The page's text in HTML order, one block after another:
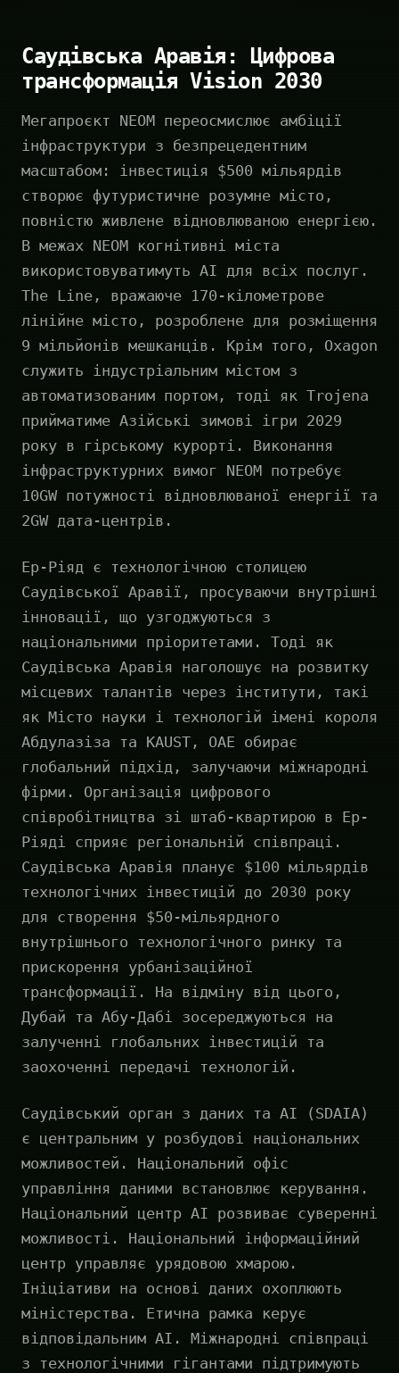
Саудівська Аравія: Цифрова
трансформація Vision 2030
Мегапроєкт NEOM переосмислює амбіції
інфраструктури з безпрецедентним
масштабом: інвестиція $500 мільярдів
створює футуристичне розумне місто,
повністю живлене відновлюваною енергією.
В межах NEOM когнітивні міста
використовуватимуть AI для всіх послуг.
The Line, вражаюче 170-кілометрове
лінійне місто, розроблене для розміщення
9 мільйонів мешканців. Крім того, Oxagon
служить індустріальним містом з
автоматизованим портом, тоді як Trojena
прийматиме Азійські зимові ігри 2029
року в гірському курорті. Виконання
інфраструктурних вимог NEOM потребує
10GW потужності відновлюваної енергії та
2GW дата-центрів.
Ер-Ріяд є технологічною столицею
Саудівської Аравії, просуваючи внутрішні
інновації, що узгоджуються з
національними пріоритетами. Тоді як
Саудівська Аравія наголошує на розвитку
місцевих талантів через інститути, такі
як Місто науки і технологій імені короля
Абдулазіза та KAUST, ОАЕ обирає
глобальний підхід, залучаючи міжнародні
фірми. Організація цифрового
співробітництва зі штаб-квартирою в Ер-
Ріяді сприяє регіональній співпраці.
Саудівська Аравія планує $100 мільярдів
технологічних інвестицій до 2030 року
для створення $50-мільярдного
внутрішнього технологічного ринку та
прискорення урбанізаційної
трансформації. На відміну від цього,
Дубай та Абу-Дабі зосереджуються на
залученні глобальних інвестицій та
заохоченні передачі технологій.
Саудівський орган з даних та AI (SDAIA)
є центральним у розбудові національних
можливостей. Національний офіс
управління даними встановлює керування.
Національний центр AI розвиває суверенні
можливості. Національний інформаційний
центр управляє урядовою хмарою.
Ініціативи на основі даних охоплюють
міністерства. Етична рамка керує
відповідальним AI. Міжнародні співпраці
з технологічними гігантами підтримують